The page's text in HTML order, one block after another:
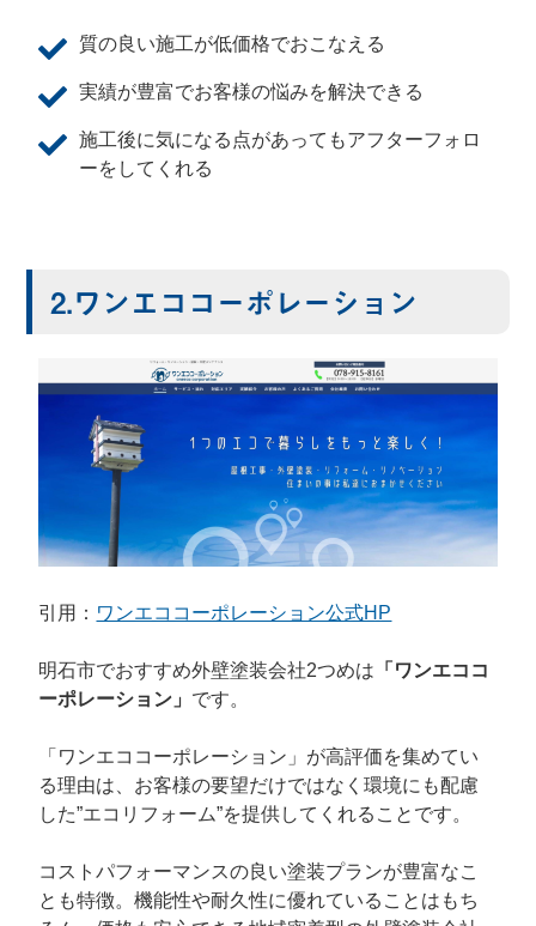
質の良い施工が低価格でおこなえる
実績が豊富でお客様の悩みを解決できる
施工後に気になる点があってもアフターフォロ
ーをしてくれる
2.ワンエココーポレーション
引用： ワンエココーポレーション公式HP
明石市でおすすめ外壁塗装会社2つめは 「ワンエココ
ーポレーション」 です。
「ワンエココーポレーション」が高評価を集めてい
る理由は、お客様の要望だけではなく環境にも配慮
した”エコリフォーム”を提供してくれることです。
コストパフォーマンスの良い塗装プランが豊富なこ
とも特徴。機能性や耐久性に優れていることはもち